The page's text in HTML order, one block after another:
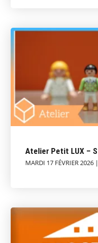
Atelier Petit LUX –
MARDI 17 FÉVRIER 2026